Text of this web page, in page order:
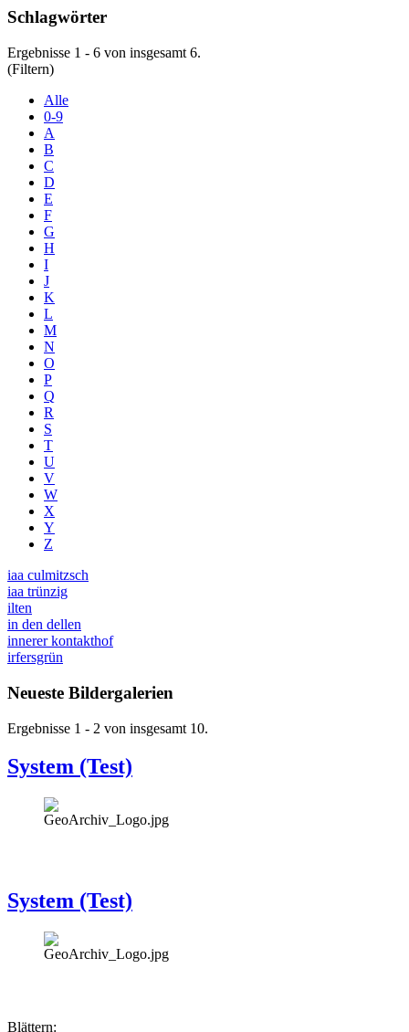
Schlagwörter
Ergebnisse 1 - 6 von insgesamt 6.
(Filtern)
Alle
0-9
A
B
C
D
E
F
G
H
I
J
K
L
M
N
O
P
Q
R
S
T
U
V
W
X
Y
Z
iaa culmitzsch
iaa trünzig
ilten
in den dellen
innerer kontakthof
irfersgrün
Neueste Bildergalerien
Ergebnisse 1 - 2 von insgesamt 10.
System (Test)
System (Test)
Blättern: